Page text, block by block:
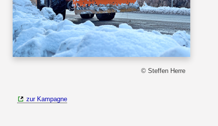
© Steffen Herre
zur Kampagne